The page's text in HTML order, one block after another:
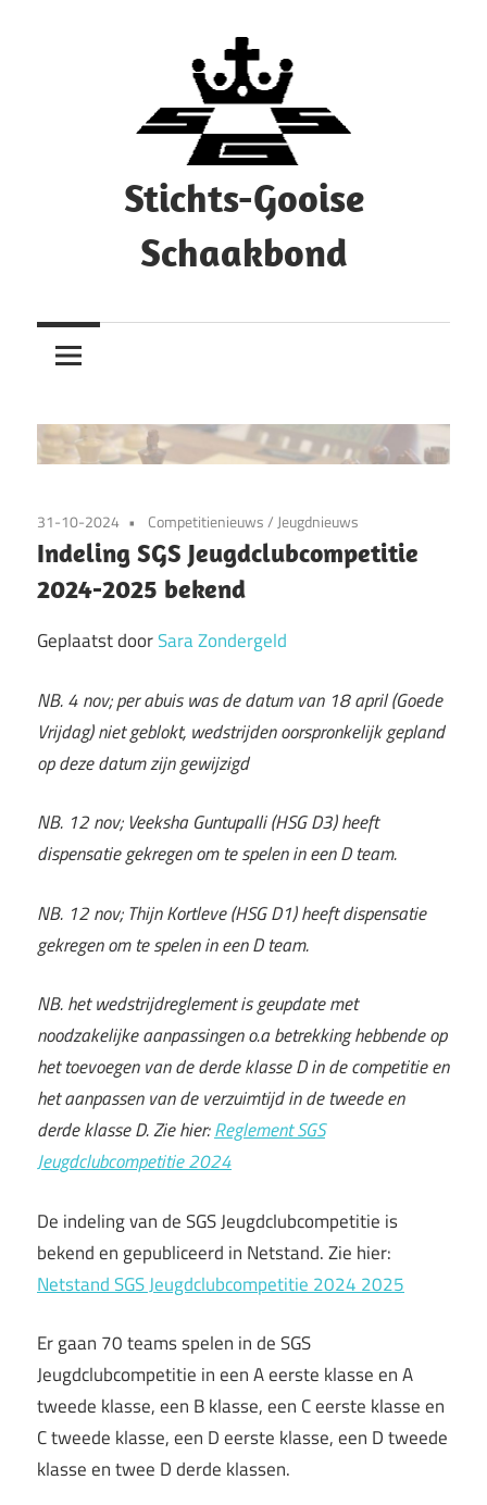
Stichts-Gooise
Schaakbond
31-10-2024 Competitienieuws/Jeugdnieuws
Indeling SGS Jeugdclubcompetitie
2024-2025 bekend
Geplaatst doorSara Zondergeld
NB. 4 nov; per abuis was de datum van 18 april (Goede
Vrijdag) niet geblokt, wedstrijden oorspronkelijk gepland
op deze datum zijn gewijzigd
NB. 12 nov; Veeksha Guntupalli (HSG D3) heeft
dispensatie gekregen om te spelen in een D team.
NB. 12 nov; Thijn Kortleve (HSG D1) heeft dispensatie
gekregen om te spelen in een D team.
NB. het wedstrijdreglement is geupdate met
noodzakelijke aanpassingen o.a betrekking hebbende op
het toevoegen van de derde klasse D in de competitie en
het aanpassen van de verzuimtijd in de tweede en
derde klasse D. Zie hier:Reglement SGS
Jeugdclubcompetitie 2024
De indeling van de SGS Jeugdclubcompetitie is
bekend en gepubliceerd in Netstand. Zie hier:
Netstand SGS Jeugdclubcompetitie 2024 2025
Er gaan 70 teams spelen in de SGS
Jeugdclubcompetitie in een A eerste klasse en A
tweede klasse, een B klasse, een C eerste klasse en
C tweede klasse, een D eerste klasse, een D tweede
klasse en twee D derde klassen.